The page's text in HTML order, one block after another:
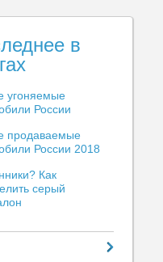
в
угоняемые
России
продаваемые
России 2018
Как
серый